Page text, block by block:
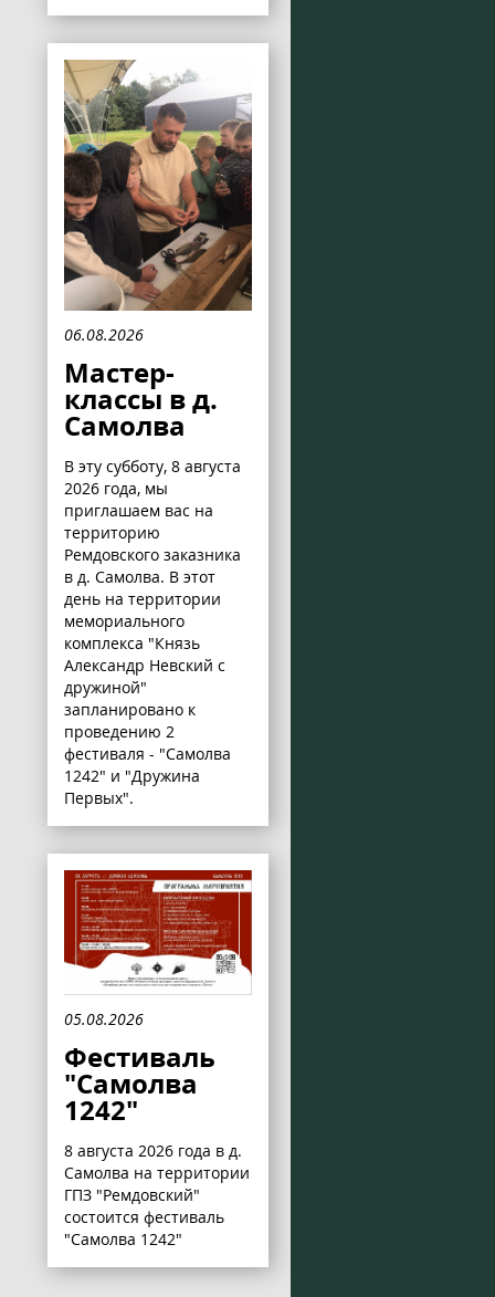
06.08.2026
Мастер-
классы в д.
Самолва
В эту субботу, 8 августа
2026 года, мы
приглашаем вас на
территорию
Ремдовского заказника
в д. Самолва. В этот
день на территории
мемориального
комплекса "Князь
Александр Невский с
дружиной"
запланировано к
проведению 2
фестиваля - "Самолва
1242" и "Дружина
Первых".
05.08.2026
Фестиваль
"Самолва
1242"
8 августа 2026 года в д.
Самолва на территории
ГПЗ "Ремдовский"
состоится фестиваль
"Самолва 1242"